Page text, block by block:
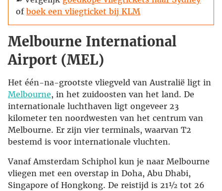
of boek een vliegticket bij KLM
Melbourne International
Airport (MEL)
Het één-na-grootste vliegveld van Australië ligt in
Melbourne, in het zuidoosten van het land. De
internationale luchthaven ligt ongeveer 23
kilometer ten noordwesten van het centrum van
Melbourne. Er zijn vier terminals, waarvan T2
bestemd is voor internationale vluchten.
Vanaf Amsterdam Schiphol kun je naar Melbourne
vliegen met een overstap in Doha, Abu Dhabi,
Singapore of Hongkong. De reistijd is 21½ tot 26